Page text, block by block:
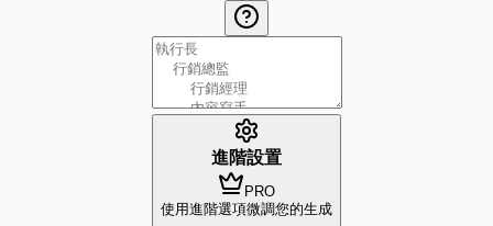
進階設置
PRO
使用進階選項微調您的生成